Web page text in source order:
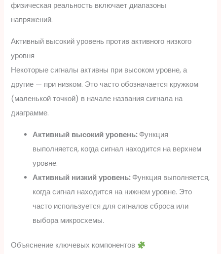
физическая реальность включает диапазоны
напряжений.
Активный высокий уровень против активного низкого
уровня
Некоторые сигналы активны при высоком уровне, а
другие — при низком. Это часто обозначается кружком
(маленькой точкой) в начале названия сигнала на
диаграмме.
Активный высокий уровень:Функция
выполняется, когда сигнал находится на верхнем
уровне.
Активный низкий уровень:Функция выполняется,
когда сигнал находится на нижнем уровне. Это
часто используется для сигналов сброса или
выбора микросхемы.
Объяснение ключевых компонентов